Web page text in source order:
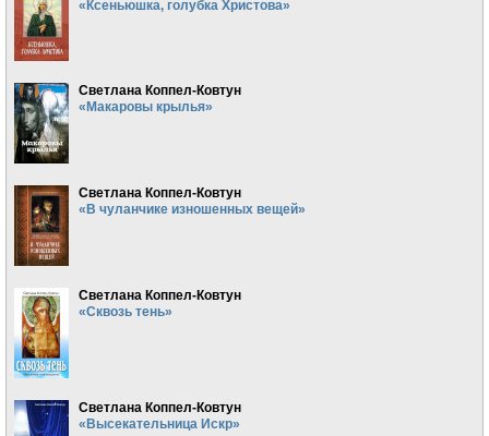
«Ксеньюшка, голубка Христова»
Светлана Коппел-Ковтун
«Макаровы крылья»
Светлана Коппел-Ковтун
«В чуланчике изношенных вещей»
Светлана Коппел-Ковтун
«Сквозь тень»
Светлана Коппел-Ковтун
«Высекательница Искр»